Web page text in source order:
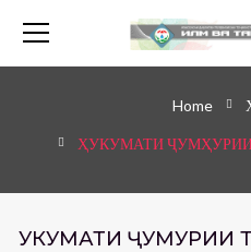
Home
ҲУКУМАТИ
ҲУКУМАТИ